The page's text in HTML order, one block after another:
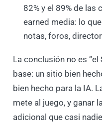
82% y el 89% de las
earned media: lo
notas, foros,
La conclusión no es “el
base: un sitio bien
bien hecho para la IA.
mete al juego, y ganar
adicional que casi